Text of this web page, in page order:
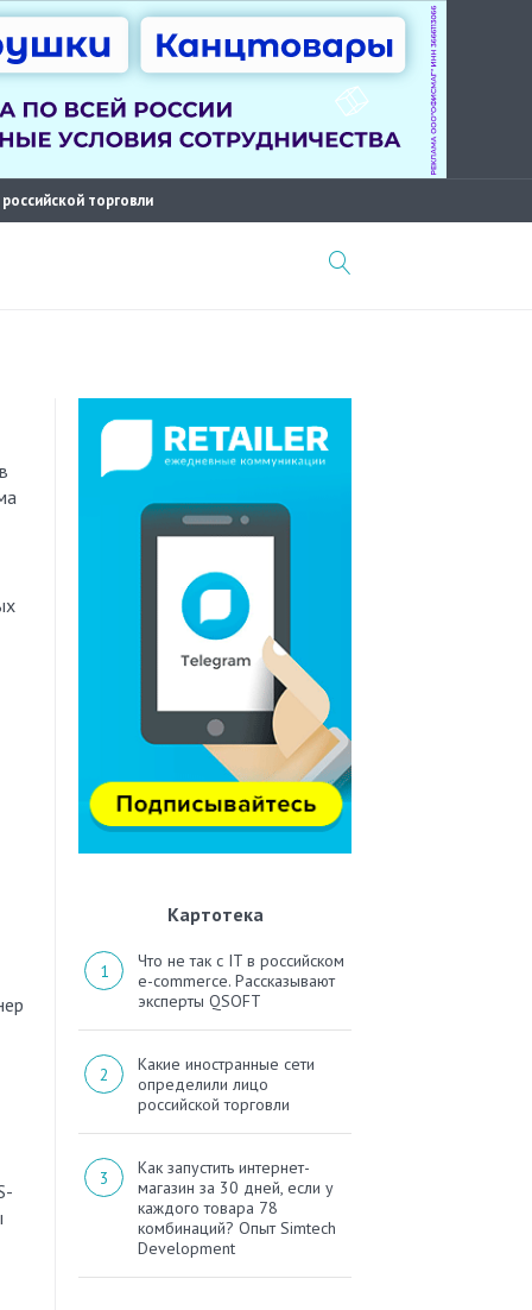
торговли
Картотека
Что не так с IT в российском
e-commerce. Рассказывают
эксперты QSOFT
Какие иностранные сети
определили лицо
российской торговли
Как запустить интернет-
магазин за 30 дней, если у
каждого товара 78
комбинаций? Опыт Simtech
Development